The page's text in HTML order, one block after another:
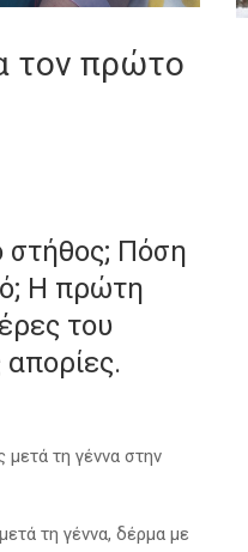
τον πρώτο
Πόση
Η πρώτη
του
μετά τη γέννα στην
τη γέννα, δέρμα με